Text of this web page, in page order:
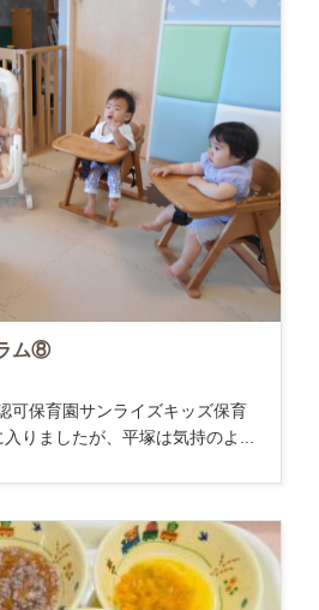
ム⑧
可保育園サンライズキッズ保育
りましたが、平塚は気持のよ...